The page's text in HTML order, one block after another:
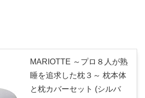
MARIOTTE ～プロ８人が熟
睡を追求した枕３～ 枕本体
と枕カバーセット (シルバ